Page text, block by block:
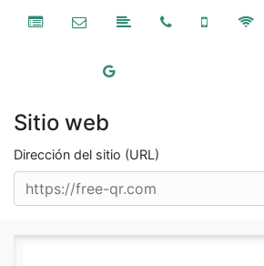
Sitio web
Dirección del sitio (URL)